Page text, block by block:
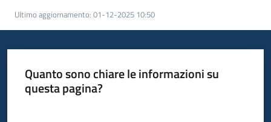
Ultimo aggiornamento: 01-12-2025 10:50
Quanto sono chiare le informazioni su
questa pagina?